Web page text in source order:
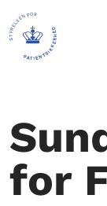
for